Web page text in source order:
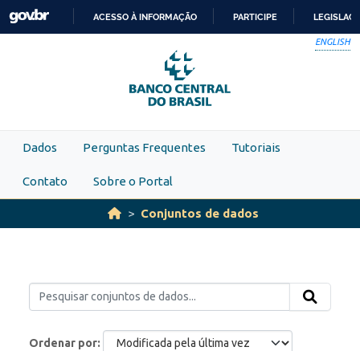
Skip to main content
PARA
O
CONTEÚDO
ACESSO À INFORMAÇÃO PARTICIPE
ENGLISH
Dados Perguntas Frequentes Tutoriais
Contato Sobre o Portal
Conjuntos de dados
Ordenar por